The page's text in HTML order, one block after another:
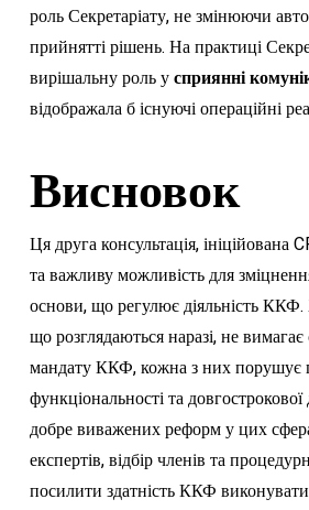
роль Секретаріату, не змінюючи
прийнятті рішень. На практиці
вирішальну роль усприянні
відображала б існуючі операційні
Висновок
Ця друга консультація, ініційована
та важливу можливість для
основи, що регулює діяльність
що розглядаються наразі, не
мандату ККФ, кожна з них порушує
функціональності та
добре виважених реформ у цих
експертів, відбір членів та
посилити здатність ККФ